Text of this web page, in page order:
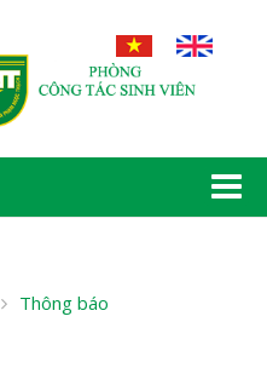
Thông báo